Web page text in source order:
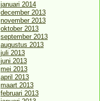
januari 2014
december 2013
november 2013
oktober 2013
september 2013
augustus 2013
juli 2013
juni 2013
mei 2013
april 2013
maart 2013
februari 2013